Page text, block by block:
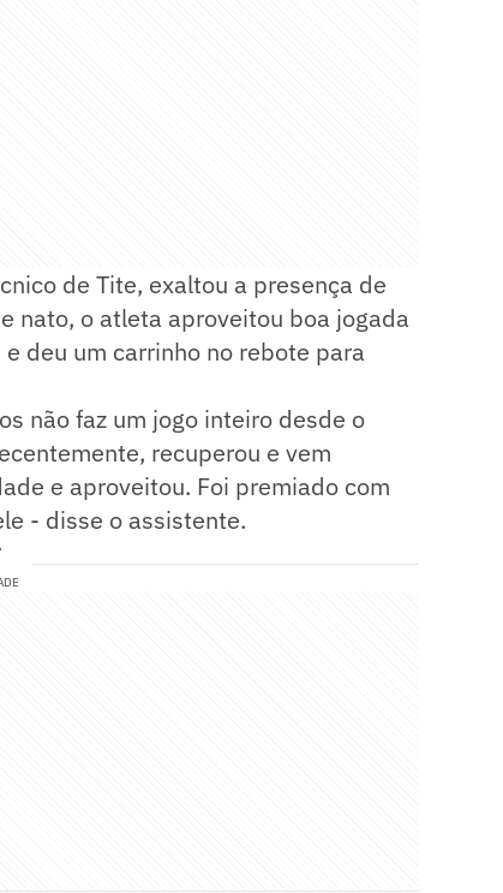
de Tite, exaltou a presença de
nato, o atleta aproveitou boa jogada
deu um carrinho no rebote para
não faz um jogo inteiro desde o
recuperou e vem
e aproveitou. Foi premiado com
- disse o assistente.